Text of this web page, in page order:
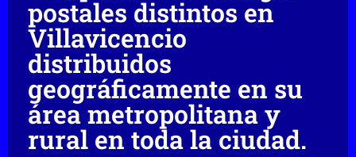
postales distintos en
Villavicencio
distribuidos
geográficamente en su
área metropolitana y
rural en toda la ciudad.